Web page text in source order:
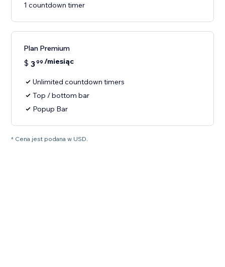
1 countdown timer
Plan Premium
$ 399 /miesiąc
Unlimited countdown timers
Top / bottom bar
Popup Bar
* Cena jest podana w USD.